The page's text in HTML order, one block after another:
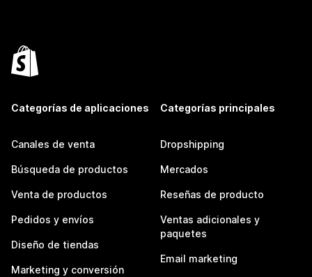
Categorías de aplicaciones
Canales de venta
Búsqueda de productos
Venta de productos
Pedidos y envíos
Diseño de tiendas
Marketing y conversión
Categorías principales
Dropshipping
Mercados
Reseñas de producto
Ventas adicionales y
paquetes
Email marketing